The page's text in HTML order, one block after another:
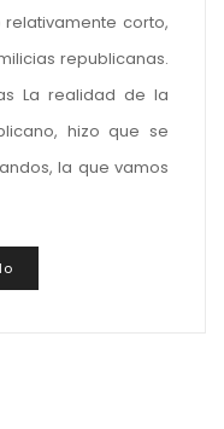
corto,
republicanas.
La realidad de la
hizo que se
la que vamos